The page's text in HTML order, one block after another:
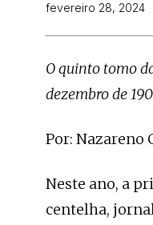
fevereiro 28, 2024
O quinto tomo
dezembro de
Por: Nazareno
Neste ano, a
centelha,